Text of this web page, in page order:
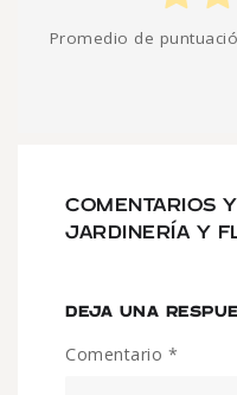
Promedio de
COMENTARIOS
JARDINERÍA Y
DEJA UNA
Comentario *